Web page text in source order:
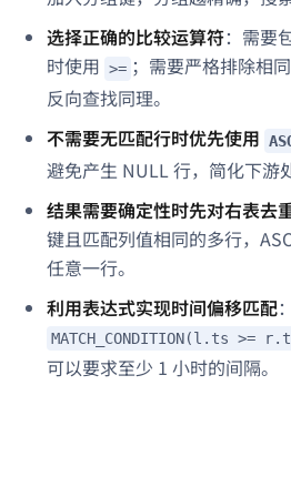
选择正确的比较运算符：需要
时使用 >= ；需要严格排除相
反向查找同理。
不需要无匹配行时优先使用
避免产生 NULL 行，简化下游
结果需要确定性时先对右表去
键且匹配列值相同的多行，
任意一行。
利用表达式实现时间偏移匹配
MATCH_CONDITION(l.ts >=
可以要求至少 1 小时的间隔。